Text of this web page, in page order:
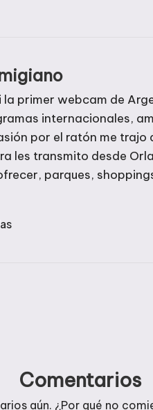
primer webcam de
internacionales,
por el ratón me trajo
les transmito desde
parques,
Comentarios
aún. ¿Por qué no